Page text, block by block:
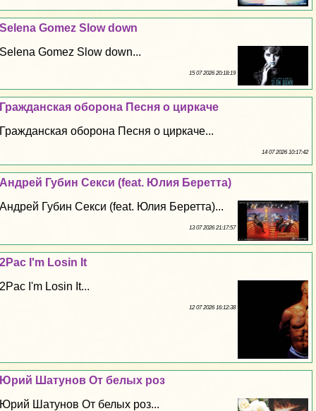
Selena Gomez Slow down
Selena Gomez Slow down...
15 07 2026 20:18:19
Гражданская оборона Песня о циркаче
Гражданская оборона Песня о циркаче...
14 07 2026 10:17:42
Андрей Губин Сeкcи (feat. Юлия Беретта)
Андрей Губин Сeкcи (feat. Юлия Беретта)...
13 07 2026 21:17:57
2Pac I'm Losin It
2Pac I'm Losin It...
12 07 2026 16:12:38
Юрий Шатунов От белых роз
Юрий Шатунов От белых роз...